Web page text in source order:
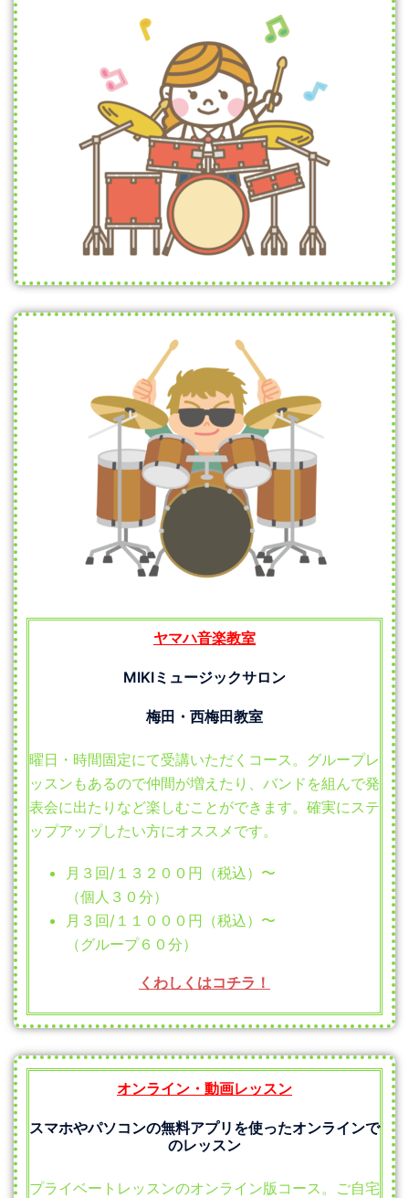
ヤマハ音楽教室
MIKIミュージックサロン
梅田・西梅田教室
曜日・時間固定にて受講いただくコース。グループレ
ッスンもあるので仲間が増えたり、バンドを組んで発
表会に出たりなど楽しむことができます。確実にステ
ップアップしたい方にオススメです。
月３回/１３２００円（税込）〜
（個人３０分）
月３回/１１０００円（税込）〜
（グループ６０分）
くわしくはコチラ！
オンライン・動画レッスン
スマホやパソコンの無料アプリを使ったオンラインで
のレッスン
プライベートレッスンのオンライン版コース。ご自宅